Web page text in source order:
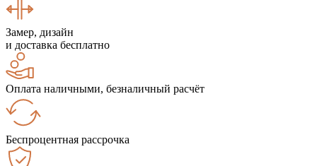
Замер, дизайн
и доставка бесплатно
Оплата наличными, безналичный расчёт
Беспроцентная рассрочка